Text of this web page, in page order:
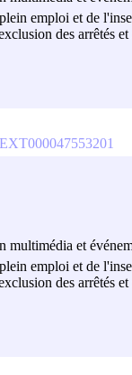
emploi et de
des arrêtés et
multimédia et
emploi et de
des arrêtés et